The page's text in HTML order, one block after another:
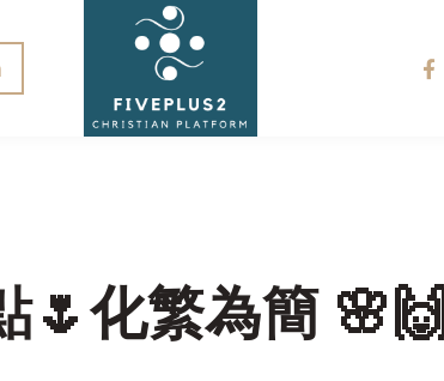
🌷化繁為簡